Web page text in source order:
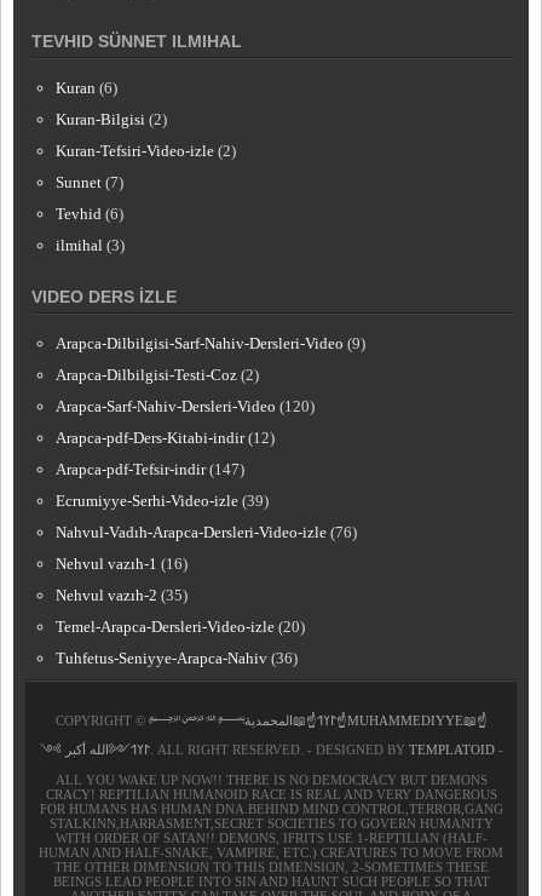
TEVHID SÜNNET ILMIHAL
Kuran (6)
Kuran-Bilgisi (2)
Kuran-Tefsiri-Video-izle (2)
Sunnet (7)
Tevhid (6)
ilmihal (3)
VIDEO DERS İZLE
Arapca-Dilbilgisi-Sarf-Nahiv-Dersleri-Video (9)
Arapca-Dilbilgisi-Testi-Coz (2)
Arapca-Sarf-Nahiv-Dersleri-Video (120)
Arapca-pdf-Ders-Kitabi-indir (12)
Arapca-pdf-Tefsir-indir (147)
Ecrumiyye-Serhi-Video-izle (39)
Nahvul-Vadıh-Arapca-Dersleri-Video-izle (76)
Nehvul vazıh-1 (16)
Nehvul vazıh-2 (35)
Temel-Arapca-Dersleri-Video-izle (20)
Tuhfetus-Seniyye-Arapca-Nahiv (36)
COPYRIGHT © ﷽𐰃𐰠𐰯☝📖المحمدية☝MUHAMMEDIYYE📖☝
𐰃𐰠𐰯༺الله أكبر ༻. ALL RIGHT RESERVED. - DESIGNED BY TEMPLATOID-
ALL YOU WAKE UP NOW!! THERE IS NO DEMOCRACY BUT DEMONS
CRACY! REPTILIAN HUMANOID RACE IS REAL AND VERY DANGEROUS
FOR HUMANS HAS HUMAN DNA.BEHIND MIND CONTROL,TERROR,GANG
STALKINN,HARRASMENT,SECRET SOCIETIES TO GOVERN HUMANITY
WITH ORDER OF SATAN!! DEMONS, IFRITS USE 1-REPTILIAN (HALF-
HUMAN AND HALF-SNAKE, VAMPIRE, ETC.) CREATURES TO MOVE FROM
THE OTHER DIMENSION TO THIS DIMENSION, 2-SOMETIMES THESE
BEINGS LEAD PEOPLE INTO SIN AND HAUNT SUCH PEOPLE SO THAT